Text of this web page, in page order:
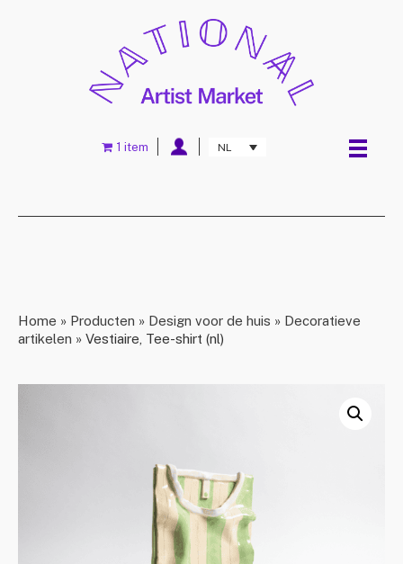
NL
1 item
Home » Producten » Design voor de huis » Decoratieve
artikelen » Vestiaire, Tee-shirt (nl)